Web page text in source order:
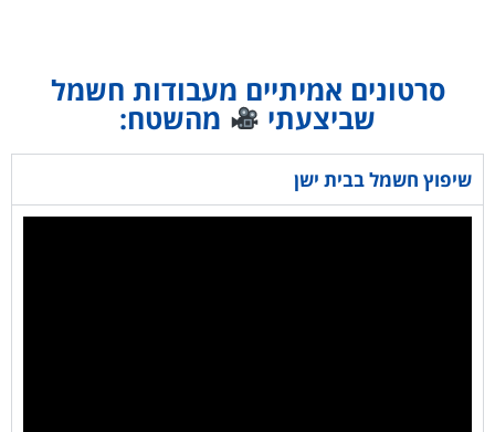
סרטונים אמיתיים מעבודות חשמל
שביצעתי מהשטח:
שיפוץ חשמל בבית ישן